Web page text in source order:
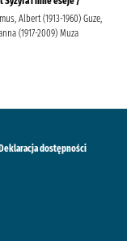
Albert (1913-1960) Guze,
(1917-2009) Muza
dostępności